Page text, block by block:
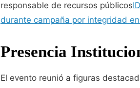
responsable de recursos públicos
durante campaña por integridad
Presencia
El evento reunió a figuras